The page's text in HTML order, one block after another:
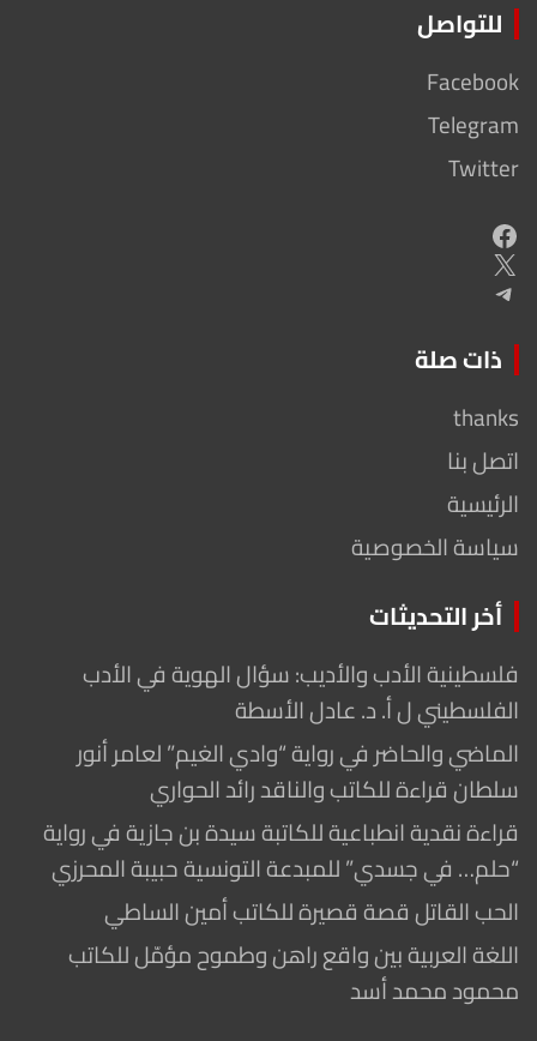
للتواصل
Facebook
Telegram
Twitter
Facebook
X
Telegram
ذات صلة
thanks
اتصل بنا
الرئيسية
سياسة الخصوصية
أخر التحديثات
فلسطينية الأدب والأديب: سؤال الهوية في الأدب
الفلسطيني ل أ. د. عادل الأسطة
الماضي والحاضر في رواية “وادي الغيم” لعامر أنور
سلطان قراءة للكاتب والناقد رائد الحواري
قراءة نقدية انطباعية للكاتبة سيدة بن جازية في رواية
“حلم… في جسدي” للمبدعة التونسية حبيبة المحرزي
الحب القاتل قصة قصيرة للكاتب أمين الساطي
اللغة العربية بين واقع راهن وطموح مؤمّل للكاتب
محمود محمد أسد